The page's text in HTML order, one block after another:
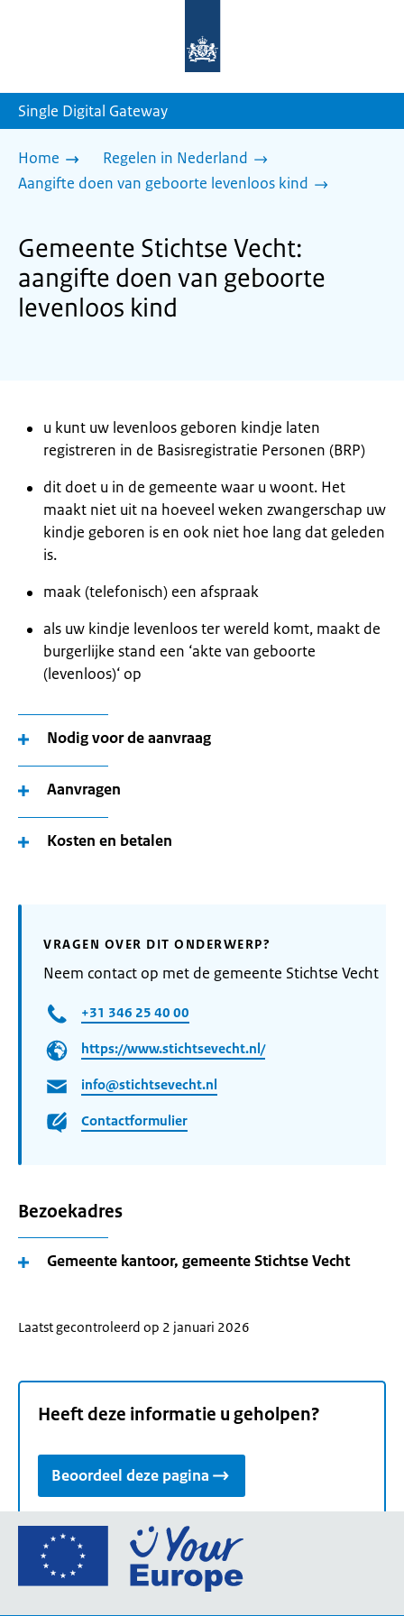
homepage
Single Digital Gateway
Home
Regelen in Nederland
Aangifte doen van geboorte levenloos kind
Gemeente Stichtse Vecht:
aangifte doen van geboorte
levenloos kind
u kunt uw levenloos geboren kindje laten
registreren in de Basisregistratie Personen (BRP)
dit doet u in de gemeente waar u woont. Het
maakt niet uit na hoeveel weken zwangerschap uw
kindje geboren is en ook niet hoe lang dat geleden
is.
maak (telefonisch) een afspraak
als uw kindje levenloos ter wereld komt, maakt de
burgerlijke stand een ‘akte van geboorte
(levenloos)‘ op
Nodig voor de aanvraag
Aanvragen
Kosten en betalen
VRAGEN OVER DIT ONDERWERP?
Neem contact op met de gemeente Stichtse Vecht
+31 346 25 40 00
https://www.stichtsevecht.nl/
info@stichtsevecht.nl
Contactformulier
Bezoekadres
Gemeente kantoor, gemeente Stichtse Vecht
Laatst gecontroleerd op 2 januari 2026
Heeft deze informatie u geholpen?
Beoordeel deze pagina
Ga
de